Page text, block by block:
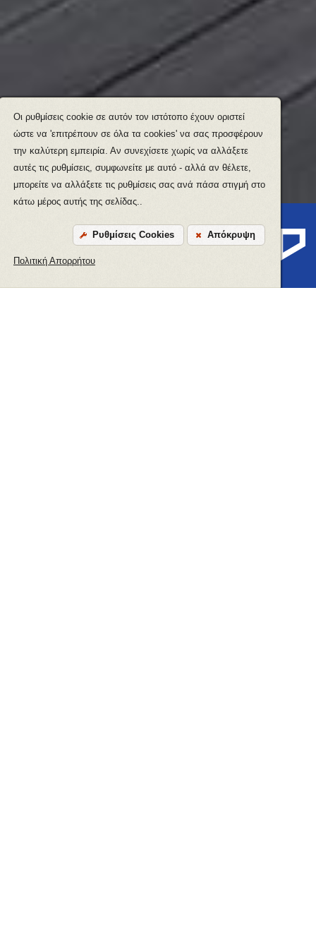
ΚΑΤΟΙΚΙΕΣ
Οι ρυθμίσεις cookie σε αυτόν τον ιστότοπο έχουν οριστεί
ώστε να 'επιτρέπουν σε όλα τα cookies' να σας προσφέρουν
την καλύτερη εμπειρία. Αν συνεχίσετε χωρίς να αλλάξετε
αυτές τις ρυθμίσεις, συμφωνείτε με αυτό - αλλά αν θέλετε,
μπορείτε να αλλάξετε τις ρυθμίσεις σας ανά πάσα στιγμή στο
κάτω μέρος αυτής της σελίδας..
Ρυθμίσεις Cookies Απόκρυψη
Πολιτική Απορρήτου